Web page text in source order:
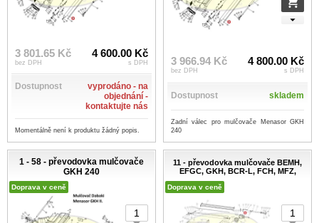
3 801.65 Kč
bez DPH
4 600.00 Kč
s DPH
Dostupnost
vyprodáno - na
objednání -
kontaktujte nás
Momentálně není k produktu žádný popis.
3 966.94 Kč
bez DPH
4 800.00 Kč
s DPH
Dostupnost skladem
Zadní válec pro mulčovače Menasor GKH
240
1 - 58 - převodovka mulčovače
GKH 240
Doprava v ceně
11 - převodovka mulčovače BEMH,
EFGC, GKH, BCR-L, FCH, MFZ,
Doprava v ceně